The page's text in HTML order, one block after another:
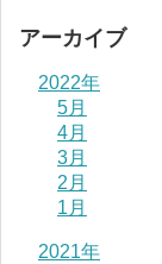
アーカイブ
2022年
5月
4月
3月
2月
1月
2021年